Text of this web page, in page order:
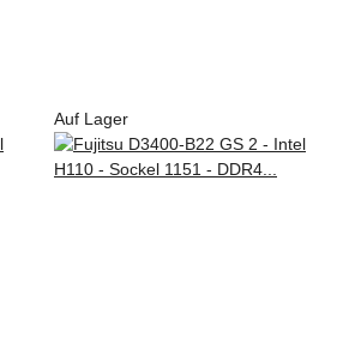
Auf Lager